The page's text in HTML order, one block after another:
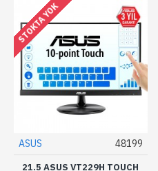
STOKTA YOK
ASUS 48199
21.5 ASUS VT229H TOUCH